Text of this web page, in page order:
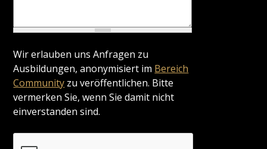
Wir erlauben uns Anfragen zu
Ausbildungen, anonymisiert im Bereich
Community zu veröffentlichen. Bitte
vermerken Sie, wenn Sie damit nicht
einverstanden sind.